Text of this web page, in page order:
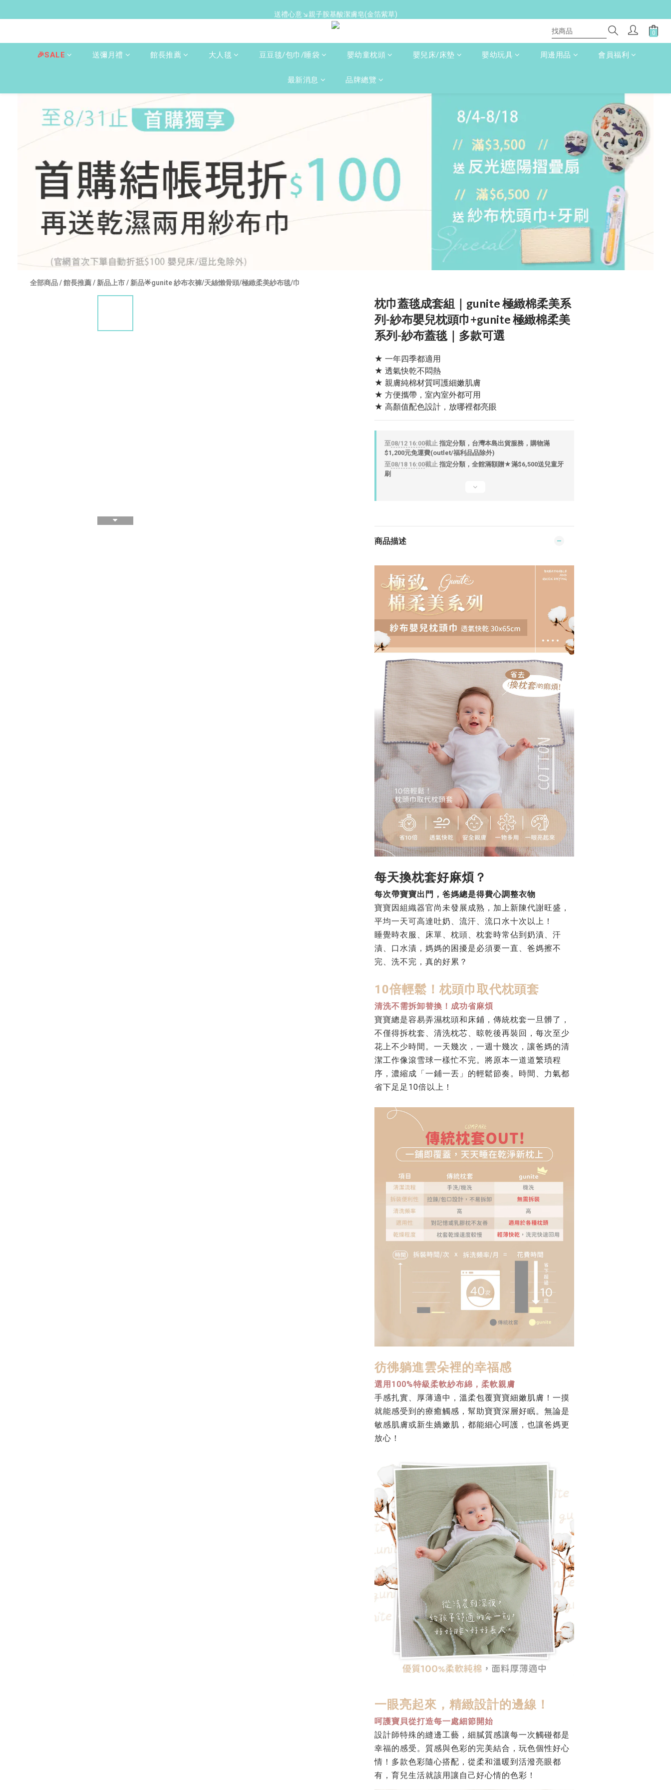
新手爸媽必備↘育兒懶人包
送禮心意↘親子胺基酸潔膚皂(金箔紫草)
新手爸媽必備↘育兒懶人包
🎉SALE 送彌月禮 館長推薦 大人毯 豆豆毯/包巾/睡袋 嬰幼童枕頭 嬰兒床/床墊 嬰幼玩具 周邊用品 會員福利
最新消息 品牌總覽
全部商品/館長推薦/ 新品上市/ 新品🌟gunite 紗布衣褲/天絲懶骨頭/極緻柔美紗布毯/巾
枕巾蓋毯成套組｜gunite 極緻棉柔美系
列-紗布嬰兒枕頭巾+gunite 極緻棉柔美
系列-紗布蓋毯｜多款可選
★ 一年四季都適用
★ 透氣快乾不悶熱
★ 親膚純棉材質呵護細嫩肌膚
★ 方便攜帶，室內室外都可用
★ 高顏值配色設計，放哪裡都亮眼
至08/12 16:00截止 指定分類，台灣本島出貨服務，購物滿
$1,200元免運費(outlet/福利品品除外)
至08/18 16:00截止 指定分類，全館滿額贈★滿$6,500送兒童牙
刷
商品描述
每天換枕套好麻煩？
每次帶寶寶出門，爸媽總是得費心調整衣物
寶寶因組織器官尚未發展成熟，加上新陳代謝旺盛，
平均一天可高達吐奶、流汗、流口水十次以上！
睡覺時衣服、床單、枕頭、枕套時常佔到奶漬、汗
漬、口水漬，媽媽的困擾是必須要一直、爸媽擦不
完、洗不完，真的好累？
10倍輕鬆！枕頭巾取代枕頭套
清洗不需拆卸替換！成功省麻煩
寶寶總是容易弄濕枕頭和床鋪，傳統枕套一旦髒了，
不僅得拆枕套、清洗枕芯、晾乾後再裝回，每次至少
花上不少時間。一天幾次，一週十幾次，讓爸媽的清
潔工作像滾雪球一樣忙不完。 將原本一道道繁瑣程
序，濃縮成「一鋪一丟」的輕鬆節奏。時間、力氣都
省下足足10倍以上！
彷彿躺進雲朵裡的幸福感
選用100%特級柔軟紗布綿，柔軟親膚
手感扎實、厚薄適中，溫柔包覆寶寶細嫩肌膚！一摸
就能感受到的療癒觸感，幫助寶寶深層好眠。無論是
敏感肌膚或新生嬌嫩肌，都能細心呵護，也讓爸媽更
放心！
一眼亮起來，精緻設計的邊線！
呵護寶貝從打造每一處細節開始
設計師特殊的縫邊工藝，細膩質感讓每一次觸碰都是
幸福的感受。 質感與色彩的完美結合，玩色個性好心
情！多款色彩隨心搭配， 從柔和溫暖到活潑亮眼都
有，育兒生活就該用讓自己好心情的色彩！